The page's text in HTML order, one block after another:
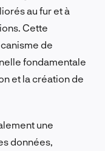
au fur et à
Cette
de
fondamentale
et la création de
une
données,